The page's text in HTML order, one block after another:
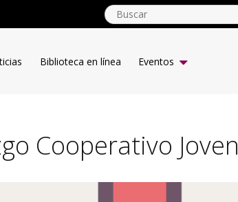
Biblioteca en línea Eventos
Cooperativo Joven